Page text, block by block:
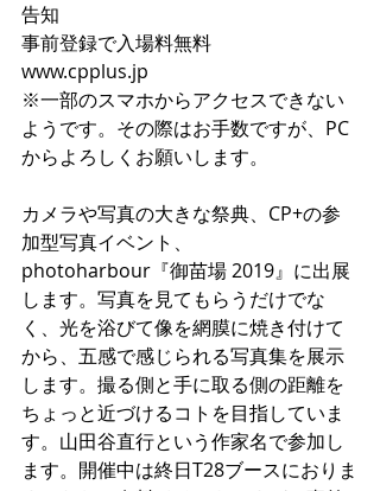
告知
事前登録で入場料無料
www.cpplus.jp
※一部のスマホからアクセスできない
ようです。その際はお手数ですが、PC
からよろしくお願いします。
カメラや写真の大きな祭典、CP+の参
加型写真イベント、
photoharbour『御苗場 2019』に出展
します。写真を見てもらうだけでな
く、光を浴びて像を網膜に焼き付けて
から、五感で感じられる写真集を展示
します。撮る側と手に取る側の距離を
ちょっと近づけるコトを目指していま
す。山田谷直行という作家名で参加し
ます。開催中は終日T28ブースにおりま